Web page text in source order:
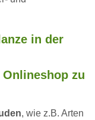
in der
zu
, wie z.B. Arten